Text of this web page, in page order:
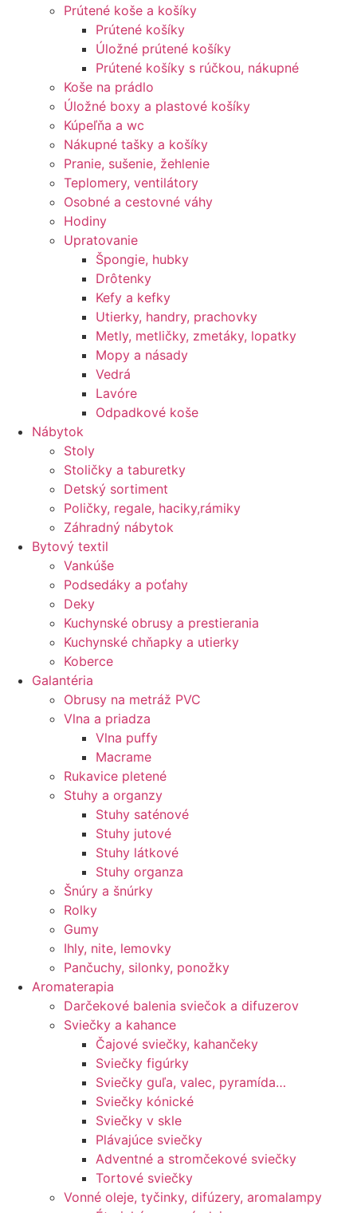
Prútené koše a košíky
Prútené košíky
Úložné prútené košíky
Prútené košíky s rúčkou, nákupné
Koše na prádlo
Úložné boxy a plastové košíky
Kúpeľňa a wc
Nákupné tašky a košíky
Pranie, sušenie, žehlenie
Teplomery, ventilátory
Osobné a cestovné váhy
Hodiny
Upratovanie
Špongie, hubky
Drôtenky
Kefy a kefky
Utierky, handry, prachovky
Metly, metličky, zmetáky, lopatky
Mopy a násady
Vedrá
Lavóre
Odpadkové koše
Nábytok
Stoly
Stoličky a taburetky
Detský sortiment
Poličky, regale, haciky,rámiky
Záhradný nábytok
Bytový textil
Vankúše
Podsedáky a poťahy
Deky
Kuchynské obrusy a prestierania
Kuchynské chňapky a utierky
Koberce
Galantéria
Obrusy na metráž PVC
Vlna a priadza
Vlna puffy
Macrame
Rukavice pletené
Stuhy a organzy
Stuhy saténové
Stuhy jutové
Stuhy látkové
Stuhy organza
Šnúry a šnúrky
Rolky
Gumy
Ihly, nite, lemovky
Pančuchy, silonky, ponožky
Aromaterapia
Darčekové balenia sviečok a difuzerov
Sviečky a kahance
Čajové sviečky, kahančeky
Sviečky figúrky
Sviečky guľa, valec, pyramída…
Sviečky kónické
Sviečky v skle
Plávajúce sviečky
Adventné a stromčekové sviečky
Tortové sviečky
Vonné oleje, tyčinky, difúzery, aromalampy